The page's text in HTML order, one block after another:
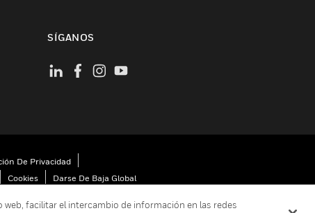
SÍGANOS
De Privacidad
Cookies Darse De Baja Global
facilitar el intercambio de información en las redes